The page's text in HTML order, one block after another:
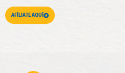
AFÍLIATE AQUÍ